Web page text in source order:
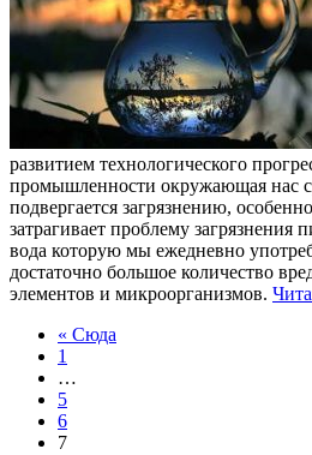
развитием технологического
промышленности окружающая нас
подвергается загрязнению,
затрагивает проблему загрязнения
вода которую мы ежедневно
достаточно большое количество
элементов и микроорганизмов.
« Сюда
1
…
5
6
7